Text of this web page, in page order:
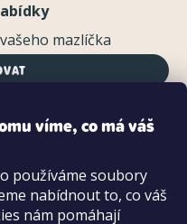
víme, co má váš
používáme soubory
nabídnout to, co váš
nám pomáhají
mazlíčka